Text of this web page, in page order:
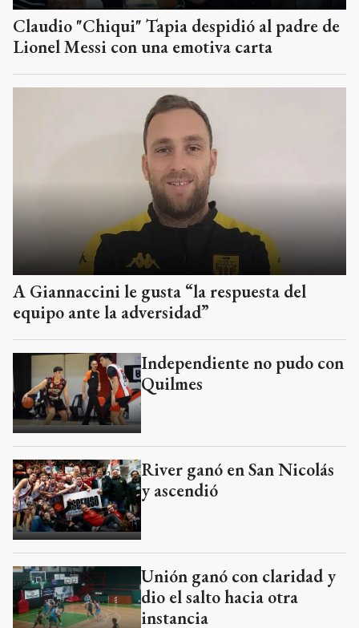
Claudio "Chiqui" Tapia despidió al padre de
Lionel Messi con una emotiva carta
A Giannaccini le gusta “la respuesta del
equipo ante la adversidad”
Independiente no pudo con
Quilmes
River ganó en San Nicolás
y ascendió
Unión ganó con claridad y
dio el salto hacia otra
instancia